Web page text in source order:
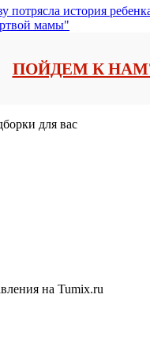
история
мамы"
ПОЙДЕМ К
для вас
на Tumix.ru